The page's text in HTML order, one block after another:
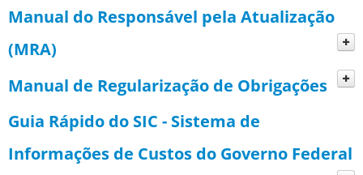
Consultar PVL - Abas
Administração
Geral
Consultar CDP
Consultar CDP - Abas
Manual do Responsável pela Atualização
(MRA)
Manual de Regularização de Obrigações
Guia Rápido do SIC - Sistema de
Informações de Custos do Governo Federal